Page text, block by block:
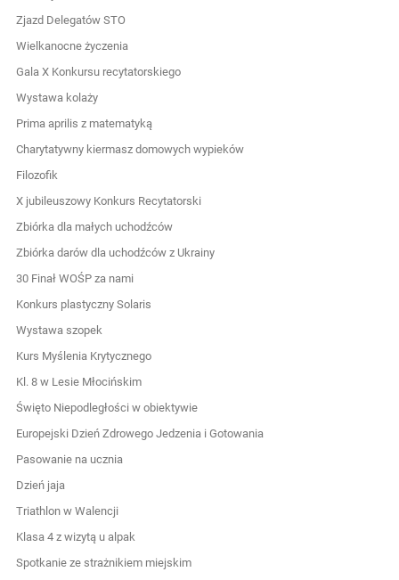
Zjazd Delegatów STO
Wielkanocne życzenia
Gala X Konkursu recytatorskiego
Wystawa kolaży
Prima aprilis z matematyką
Charytatywny kiermasz domowych wypieków
Filozofik
X jubileuszowy Konkurs Recytatorski
Zbiórka dla małych uchodźców
Zbiórka darów dla uchodźców z Ukrainy
30 Finał WOŚP za nami
Konkurs plastyczny Solaris
Wystawa szopek
Kurs Myślenia Krytycznego
Kl. 8 w Lesie Młocińskim
Święto Niepodległości w obiektywie
Europejski Dzień Zdrowego Jedzenia i Gotowania
Pasowanie na ucznia
Dzień jaja
Triathlon w Walencji
Klasa 4 z wizytą u alpak
Spotkanie ze strażnikiem miejskim